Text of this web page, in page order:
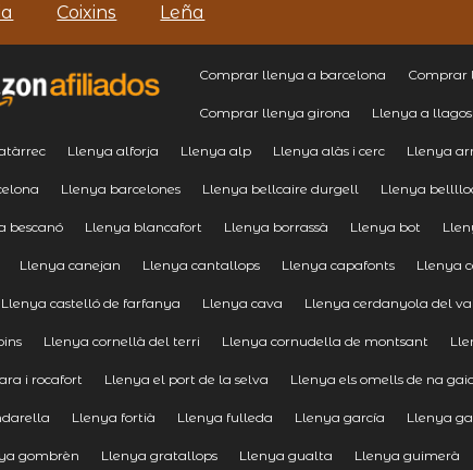
Coixins Leña
Comprar llenya a barcelona Comprar
Comprar llenya girona Llenya a
Llenya alforja Llenya alp Llenya alàs i cerc Llenya
Llenya barcelones Llenya bellcaire durgell Llenya
bescanó Llenya blancafort Llenya borrassà Llenya bot
Llenya canejan Llenya cantallops Llenya capafonts Llenya
Llenya castelló de farfanya Llenya cava Llenya cerdanyola del
Llenya cornellà del terri Llenya cornudella de montsant
i rocafort Llenya el port de la selva Llenya els omells de na
Llenya fortià Llenya fulleda Llenya garcía Llenya
gombrèn Llenya gratallops Llenya gualta Llenya guimerà